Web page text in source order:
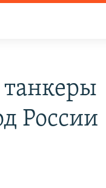
танкеры
России